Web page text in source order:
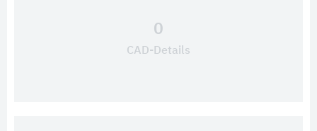
0
CAD-Details